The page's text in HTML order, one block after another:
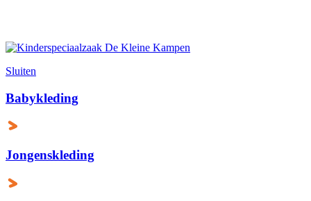
Sluiten
Babykleding
Jongenskleding